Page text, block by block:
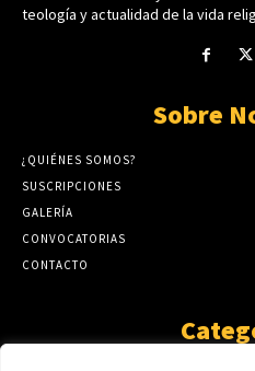
teología y actualidad de la vida
Sobre
¿QUIÉNES SOMOS?
SUSCRIPCIONES
GALERÍA
CONVOCATORIAS
CONTACTO